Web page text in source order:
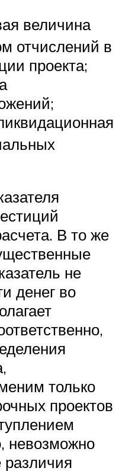
величина
отчислений в
проекта;
В то же
не
денег во
только
проектов
невозможно